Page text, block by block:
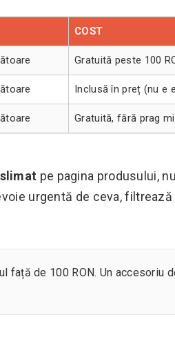
COST
Gratuită peste 100
Inclusă în preț (nu e
Gratuită, fără prag
pe pagina produsului,
urgentă de ceva,
de 100 RON. Un accesoriu